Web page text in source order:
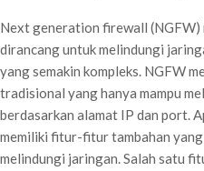
Next generation firewall
dirancang untuk melindungi
yang semakin kompleks. NGFW
tradisional yang hanya mampu
berdasarkan alamat IP dan port.
memiliki fitur-fitur tambahan
melindungi jaringan. Salah satu